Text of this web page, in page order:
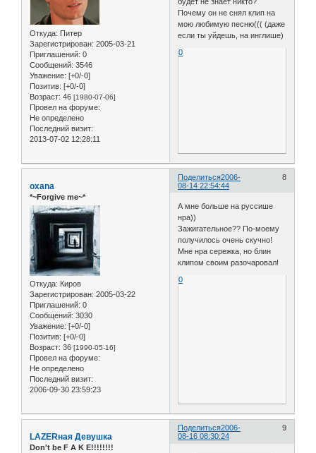
Откуда: Питер
Зарегистрирован: 2005-03-21
Приглашений: 0
Сообщений: 3546
Уважение: [+0/-0]
Позитив: [+0/-0]
Возраст: 46 [1980-07-06]
Провел на форуме:
Не определено
Последний визит:
2013-07-02 12:28:11
Почему он не снял клип на
мою любимую песню((( (даже
если ты уйдешь, на инглише)
0
Поделиться 8
2006-
08-14 22:54:44
oxana
*~Forgive me~*
Откуда: Киров
Зарегистрирован: 2005-03-22
Приглашений: 0
Сообщений: 3030
Уважение: [+0/-0]
Позитив: [+0/-0]
Возраст: 36 [1990-05-16]
Провел на форуме:
Не определено
Последний визит:
2006-09-30 23:59:23
А мне больше на руссише
нра))
Зажигательное?? По-моему
получилось очень скучно!
Мне нра сережка, но блин
клипом своим разочаровал!
0
Поделиться 9
2006-
08-16 08:30:24
LAZERная Девушка
Don't be F A K E!!!!!!!!